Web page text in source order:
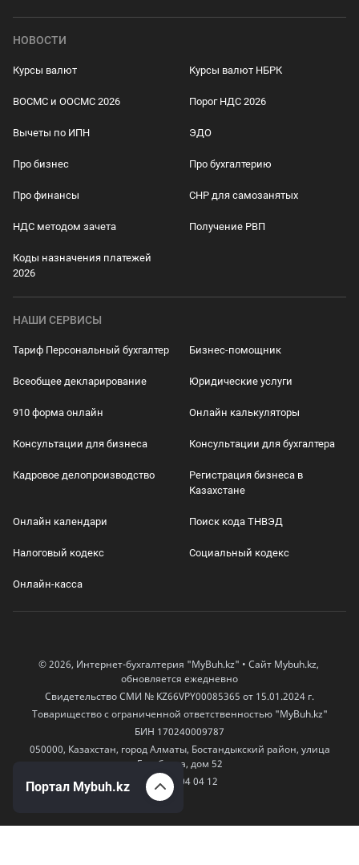
НОВОСТИ
Курсы валют Курсы валют НБРК
ВОСМС и ООСМС 2026 Порог НДС 2026
Вычеты по ИПН ЭДО
Про бизнес Про бухгалтерию
Про финансы СНР для самозанятых
НДС методом зачета Получение РВП
Коды назначения платежей
2026
НАШИ СЕРВИСЫ
Тариф Персональный бухгалтер Бизнес-помощник
Всеобщее декларирование Юридические услуги
910 форма онлайн Онлайн калькуляторы
Консультации для бизнеса Консультации для бухгалтера
Кадровое делопроизводство
Регистрация бизнеса в
Казахстане
Онлайн календари Поиск кода ТНВЭД
Налоговый кодекс Социальный кодекс
Онлайн-касса
© 2026, Интернет-бухгалтерия "MyBuh.kz" • Сайт Mybuh.kz,
обновляется ежедневно
Свидетельство СМИ № KZ66VPY00085365 от 15.01.2024 г.
Товарищество с ограниченной ответственностью "MyBuh.kz"
БИН 170240009787
050000, Казахстан, город Алматы, Бостандыкский район, улица
Егизбаева, дом 52
+7 777 504 04 12
Портал Mybuh.kz